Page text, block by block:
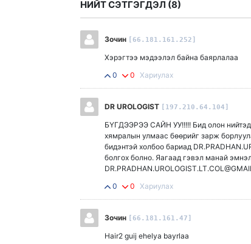
НИЙТ СЭТГЭГДЭЛ (8)
Зочин [66.181.161.252]
Хэрэгтээ мэдээлэл байна баярлалаа
0
0 Хариулах
DR UROLOGIST [197.210.64.104]
БҮГДЭЭРЭЭ САЙН УУ!!!!! Бид олон нийтэд
хямралын улмаас бөөрийг зарж
бидэнтэй холбоо бариад
болгох болно. Яагаад гэвэл манай
0
0 Хариулах
Зочин [66.181.161.47]
Hair2 guij ehelya bayrlaa